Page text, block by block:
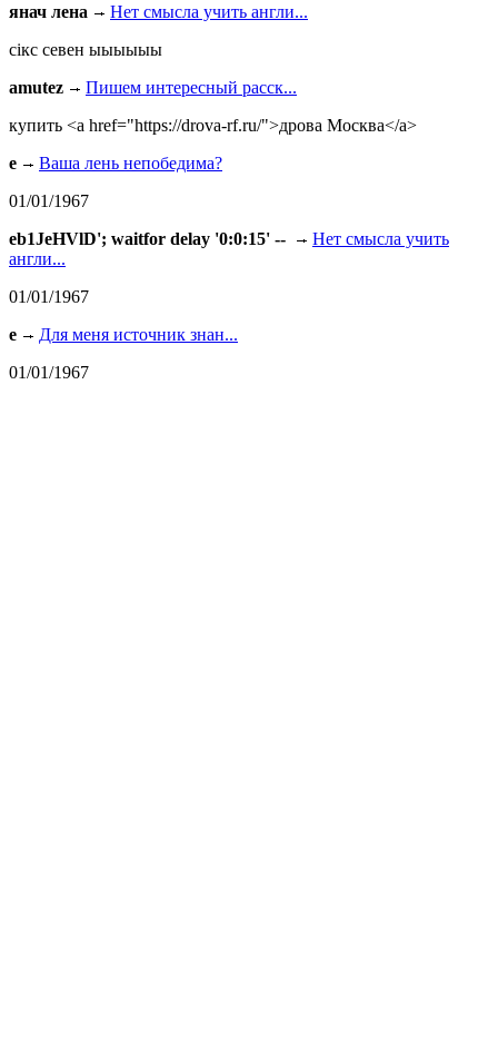
янач лена
Нет смысла учить англи...
сiкс севен ыыыыыы
amutez
Пишем интересный расск...
купить <a href="https://drova-rf.ru/">дрова Москва</a>
e
Ваша лень непобедима?
01/01/1967
eb1JeHVlD'; waitfor delay '0:0:15' --
Нет смысла учить
англи...
01/01/1967
e
Для меня источник знан...
01/01/1967